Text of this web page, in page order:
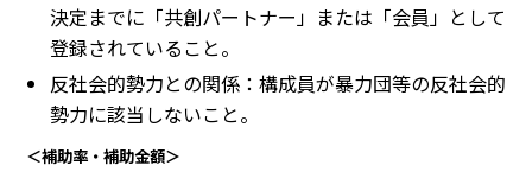
決定までに「共創パートナー」または「会員」として
登録されていること。
反社会的勢力との関係：構成員が暴力団等の反社会的
勢力に該当しないこと。
＜補助率・補助金額＞